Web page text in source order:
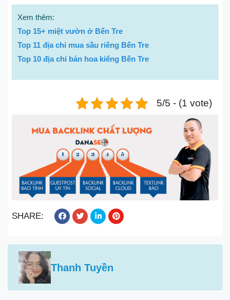
Xem thêm:
Top 15+ miệt vườn ở Bến Tre
Top 11 địa chỉ mua sầu riêng Bến Tre
Top 10 địa chỉ bán hoa kiểng Bến Tre
5/5 - (1 vote)
SHARE:
Thanh Tuyền